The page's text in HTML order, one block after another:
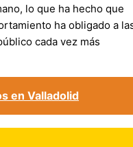
lo que ha hecho que
ha obligado a
cada vez más
en Valladolid